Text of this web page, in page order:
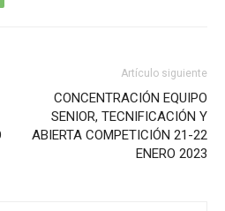
Artículo siguiente
CONCENTRACIÓN EQUIPO
SENIOR, TECNIFICACIÓN Y
ABIERTA COMPETICIÓN 21-22
ENERO 2023